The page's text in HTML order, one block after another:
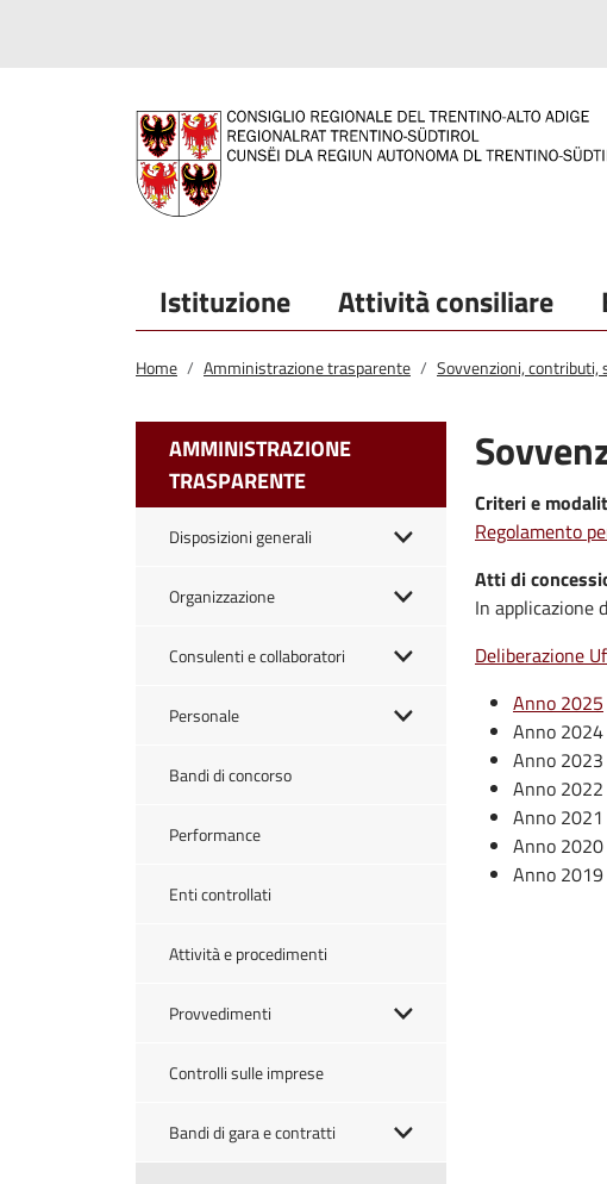
Istituzione Attività consiliare
Home Amministrazione trasparente Sovvenzioni, contributi,
AMMINISTRAZIONE
TRASPARENTE
Disposizioni generali
Organizzazione
Consulenti e collaboratori
Personale
Bandi di concorso
Performance
Enti controllati
Attività e procedimenti
Provvedimenti
Controlli sulle imprese
Bandi di gara e contratti
Criteri e
Regolamento
Atti di
In applicazione
Deliberazione
Anno 2025
Anno
Anno
Anno
Anno
Anno
Anno